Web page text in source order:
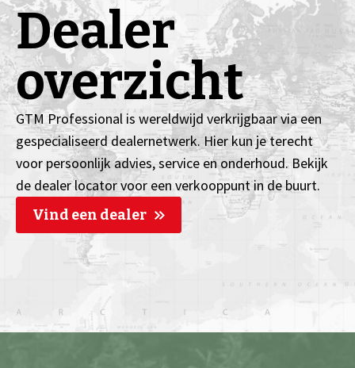
Dealer
overzicht
GTM Professional is wereldwijd verkrijgbaar via een
gespecialiseerd dealernetwerk. Hier kun je terecht
voor persoonlijk advies, service en onderhoud. Bekijk
de dealer locator voor een verkooppunt in de buurt.
Vind een dealer